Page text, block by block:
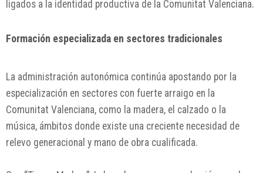
ligados a la identidad productiva de la Comunitat Valenciana.
Formación especializada en sectores tradicionales
La administración autonómica continúa apostando por la
especialización en sectores con fuerte arraigo en la
Comunitat Valenciana, como la madera, el calzado o la
música, ámbitos donde existe una creciente necesidad de
relevo generacional y mano de obra cualificada.